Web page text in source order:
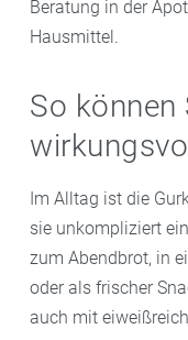
Beratung in der
Hausmittel.
So können
Im Alltag ist die
sie unkompliziert
zum Abendbrot, in
oder als frischer
auch mit